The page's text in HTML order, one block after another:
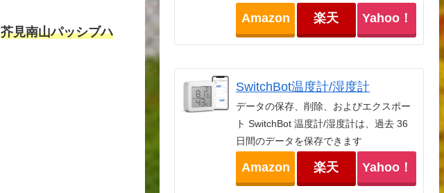
芥見南山パッシブハ
Amazon 楽天 Yahoo！
SwitchBot温度計/湿度計
データの保存、削除、およびエクスポー
ト SwitchBot 温度計/湿度計は、過去 36
日間のデータを保存できます
Amazon 楽天 Yahoo！